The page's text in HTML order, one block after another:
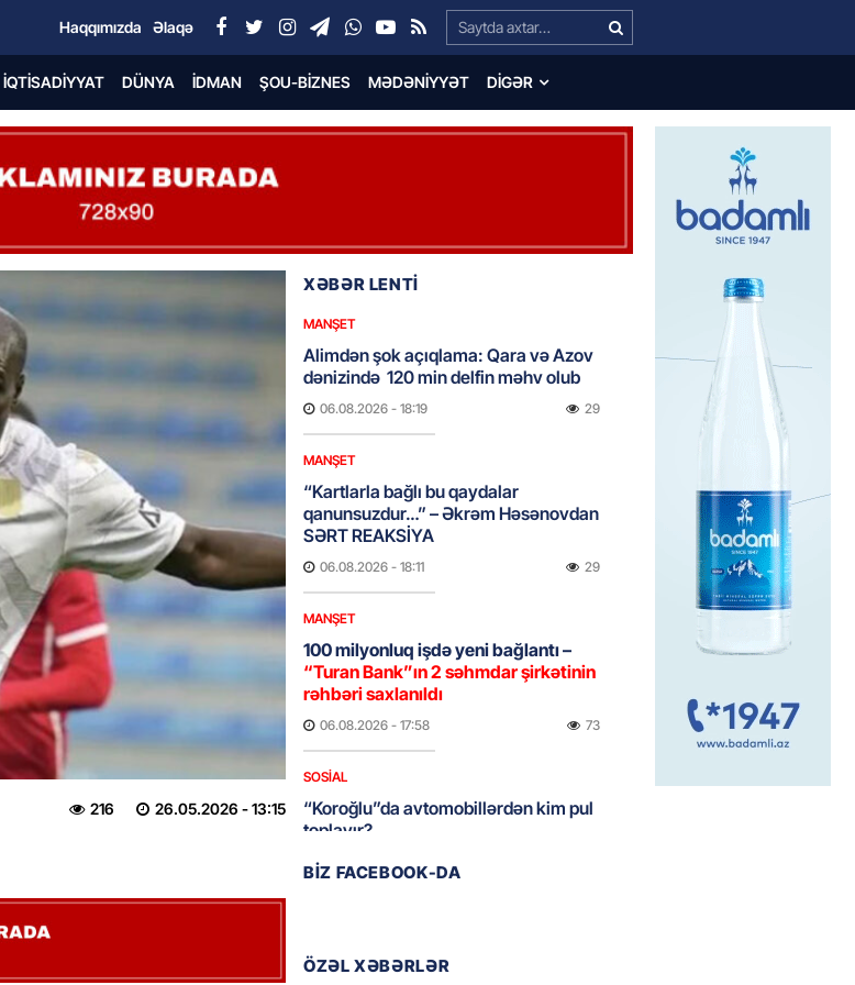
Search…
Haqqımızda Əlaqə
İQTISADIYYAT DÜNYA İDMAN ŞOU-BIZNES MƏDƏNIYYƏT DIGƏR
26.05.2026 - 13:15
216
XƏBƏR LENTİ
MANŞET
Alimdən şok açıqlama: Qara və Azov
dənizində 120 min delfin məhv olub
06.08.2026 - 18:19 29
MANŞET
“Kartlarla bağlı bu qaydalar
qanunsuzdur…” – Əkrəm Həsənovdan
SƏRT REAKSİYA
06.08.2026 - 18:11 29
MANŞET
100 milyonluq işdə yeni bağlantı –
“Turan Bank”ın 2 səhmdar şirkətinin
rəhbəri saxlanıldı
06.08.2026 - 17:58 73
SOSIAL
“Koroğlu”da avtomobillərdən kim pul
toplayır?
dəyişib? – REPORTAJ
BIZ FACEBOOK-DA
ÖZƏL XƏBƏRLƏR